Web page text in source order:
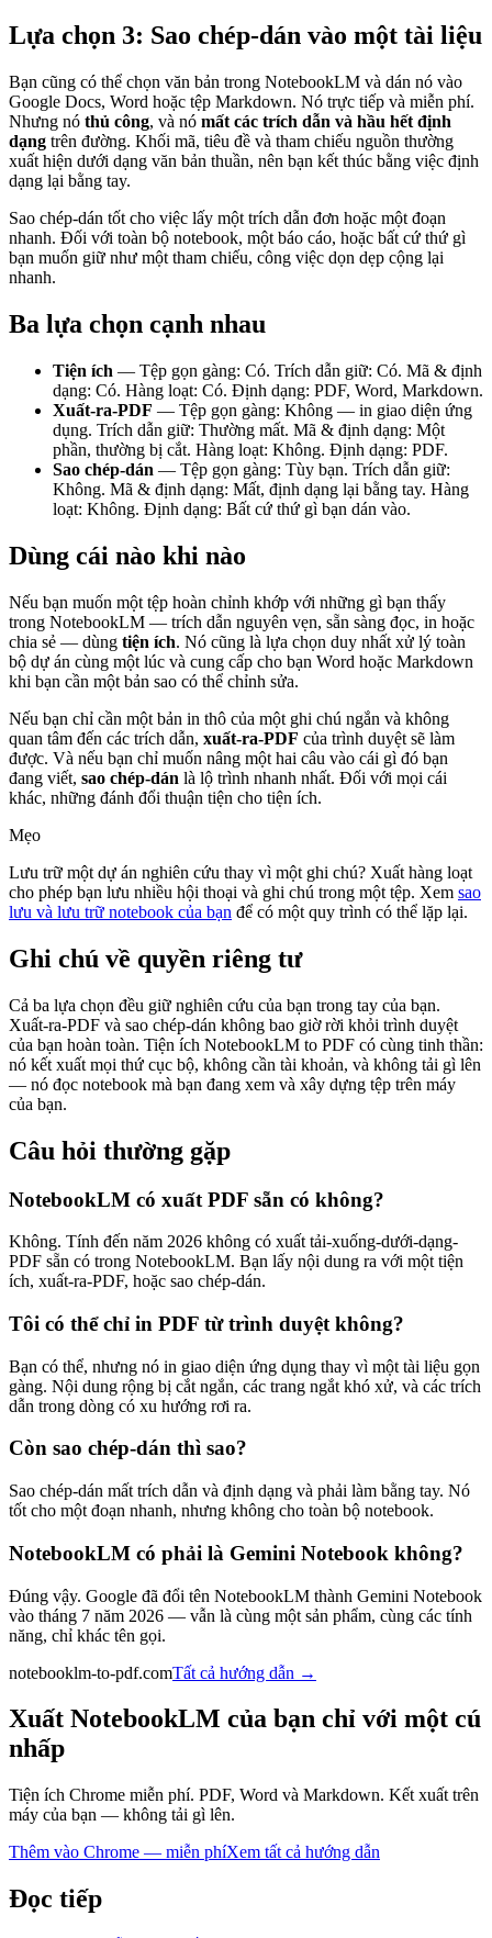
Lựa chọn 3: Sao chép-dán vào một tài liệu
Bạn cũng có thể chọn văn bản trong NotebookLM và dán nó vào
Google Docs, Word hoặc tệp Markdown. Nó trực tiếp và miễn phí.
Nhưng nó thủ công, và nó mất các trích dẫn và hầu hết định
dạng trên đường. Khối mã, tiêu đề và tham chiếu nguồn thường
xuất hiện dưới dạng văn bản thuần, nên bạn kết thúc bằng việc định
dạng lại bằng tay.
Sao chép-dán tốt cho việc lấy một trích dẫn đơn hoặc một đoạn
nhanh. Đối với toàn bộ notebook, một báo cáo, hoặc bất cứ thứ gì
bạn muốn giữ như một tham chiếu, công việc dọn dẹp cộng lại
nhanh.
Ba lựa chọn cạnh nhau
Tiện ích — Tệp gọn gàng: Có. Trích dẫn giữ: Có. Mã & định
dạng: Có. Hàng loạt: Có. Định dạng: PDF, Word, Markdown.
Xuất-ra-PDF — Tệp gọn gàng: Không — in giao diện ứng
dụng. Trích dẫn giữ: Thường mất. Mã & định dạng: Một
phần, thường bị cắt. Hàng loạt: Không. Định dạng: PDF.
Sao chép-dán — Tệp gọn gàng: Tùy bạn. Trích dẫn giữ:
Không. Mã & định dạng: Mất, định dạng lại bằng tay. Hàng
loạt: Không. Định dạng: Bất cứ thứ gì bạn dán vào.
Dùng cái nào khi nào
Nếu bạn muốn một tệp hoàn chỉnh khớp với những gì bạn thấy
trong NotebookLM — trích dẫn nguyên vẹn, sẵn sàng đọc, in hoặc
chia sẻ — dùng tiện ích. Nó cũng là lựa chọn duy nhất xử lý toàn
bộ dự án cùng một lúc và cung cấp cho bạn Word hoặc Markdown
khi bạn cần một bản sao có thể chỉnh sửa.
Nếu bạn chỉ cần một bản in thô của một ghi chú ngắn và không
quan tâm đến các trích dẫn, xuất-ra-PDF của trình duyệt sẽ làm
được. Và nếu bạn chỉ muốn nâng một hai câu vào cái gì đó bạn
đang viết, sao chép-dán là lộ trình nhanh nhất. Đối với mọi cái
khác, những đánh đổi thuận tiện cho tiện ích.
Mẹo
Lưu trữ một dự án nghiên cứu thay vì một ghi chú? Xuất hàng loạt
cho phép bạn lưu nhiều hội thoại và ghi chú trong một tệp. Xem sao
lưu và lưu trữ notebook của bạn để có một quy trình có thể lặp lại.
Ghi chú về quyền riêng tư
Cả ba lựa chọn đều giữ nghiên cứu của bạn trong tay của bạn.
Xuất-ra-PDF và sao chép-dán không bao giờ rời khỏi trình duyệt
của bạn hoàn toàn. Tiện ích NotebookLM to PDF có cùng tinh thần:
nó kết xuất mọi thứ cục bộ, không cần tài khoản, và không tải gì lên
— nó đọc notebook mà bạn đang xem và xây dựng tệp trên máy
của bạn.
Câu hỏi thường gặp
NotebookLM có xuất PDF sẵn có không?
Không. Tính đến năm 2026 không có xuất tải-xuống-dưới-dạng-
PDF sẵn có trong NotebookLM. Bạn lấy nội dung ra với một tiện
ích, xuất-ra-PDF, hoặc sao chép-dán.
Tôi có thể chỉ in PDF từ trình duyệt không?
Bạn có thể, nhưng nó in giao diện ứng dụng thay vì một tài liệu gọn
gàng. Nội dung rộng bị cắt ngắn, các trang ngắt khó xử, và các trích
dẫn trong dòng có xu hướng rơi ra.
Còn sao chép-dán thì sao?
Sao chép-dán mất trích dẫn và định dạng và phải làm bằng tay. Nó
tốt cho một đoạn nhanh, nhưng không cho toàn bộ notebook.
NotebookLM có phải là Gemini Notebook không?
Đúng vậy. Google đã đổi tên NotebookLM thành Gemini Notebook
vào tháng 7 năm 2026 — vẫn là cùng một sản phẩm, cùng các tính
năng, chỉ khác tên gọi.
notebooklm-to-pdf.comTất cả hướng dẫn →
Xuất NotebookLM của bạn chỉ với một cú
nhấp
Tiện ích Chrome miễn phí. PDF, Word và Markdown. Kết xuất trên
máy của bạn — không tải gì lên.
Thêm vào Chrome — miễn phíXem tất cả hướng dẫn
Đọc tiếp